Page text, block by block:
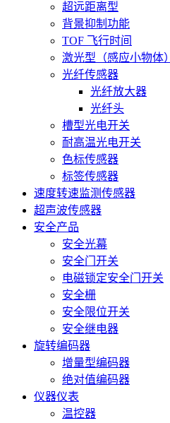
超远距离型
背景抑制功能
TOF 飞行时间
激光型（感应小物体）
光纤传感器
光纤放大器
光纤头
槽型光电开关
耐高温光电开关
色标传感器
标签传感器
速度转速监测传感器
超声波传感器
安全产品
安全光幕
安全门开关
电磁锁定安全门开关
安全栅
安全限位开关
安全继电器
旋转编码器
增量型编码器
绝对值编码器
仪器仪表
温控器